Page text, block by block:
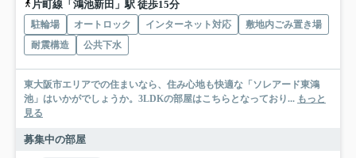
片町線「鴻池新田」駅 徒歩15分
駐輪場 オートロック インターネット対応
敷地内ごみ置き場
耐震構造
公共下水
東大阪市エリアでの住まいなら、住み心地も快適な「ソレアード東鴻
池」はいかがでしょうか。3LDKの部屋はこちらとなっており... もっと
見る
募集中の部屋